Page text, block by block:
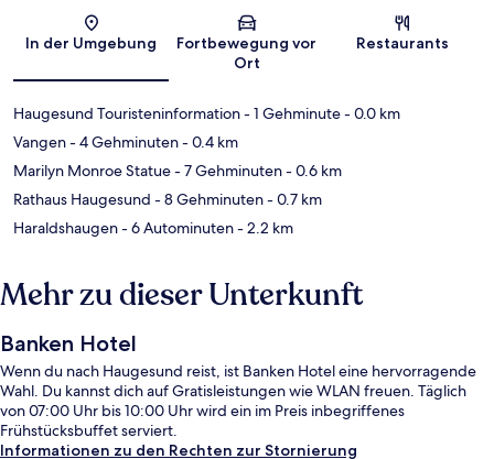
Karte
In der Umgebung
Fortbewegung vor
Ort
Restaurants
Haugesund Touristeninformation- 1 Gehminute- 0.0 km
Vangen- 4 Gehminuten- 0.4 km
Marilyn Monroe Statue- 7 Gehminuten- 0.6 km
Rathaus Haugesund - 8 Gehminuten- 0.7 km
Haraldshaugen- 6 Autominuten- 2.2 km
Mehr zu dieser Unterkunft
Banken Hotel
Wenn du nach Haugesund reist, ist Banken Hotel eine hervorragende
Wahl. Du kannst dich auf Gratisleistungen wie WLAN freuen. Täglich
von 07:00 Uhr bis 10:00 Uhr wird ein im Preis inbegriffenes
Frühstücksbuffet serviert.
Informationen zu den Rechten zur Stornierung